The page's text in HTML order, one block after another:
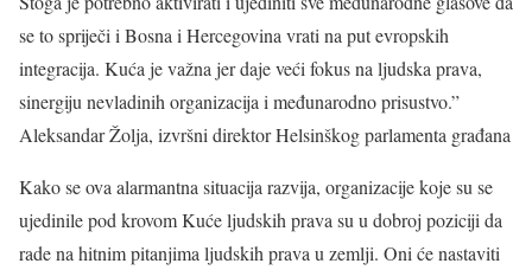
se to spriječi i Bosna i Hercegovina vrati na put evropskih
integracija. Kuća je važna jer daje veći fokus na ljudska prava,
sinergiju nevladinih organizacija i međunarodno prisustvo.”
Aleksandar Žolja, izvršni direktor Helsinškog parlamenta građana
Kako se ova alarmantna situacija razvija, organizacije koje su se
ujedinile pod krovom Kuće ljudskih prava su u dobroj poziciji da
rade na hitnim pitanjima ljudskih prava u zemlji. Oni će nastaviti